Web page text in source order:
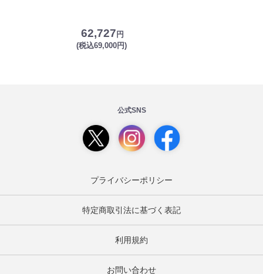
62,727 円
(税込69,000円)
公式SNS
プライバシーポリシー
特定商取引法に基づく表記
利用規約
お問い合わせ